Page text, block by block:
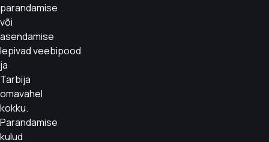
parandamise
või
asendamise
lepivad veebipood
ja
Tarbija
omavahel
kokku.
Parandamise
kulud